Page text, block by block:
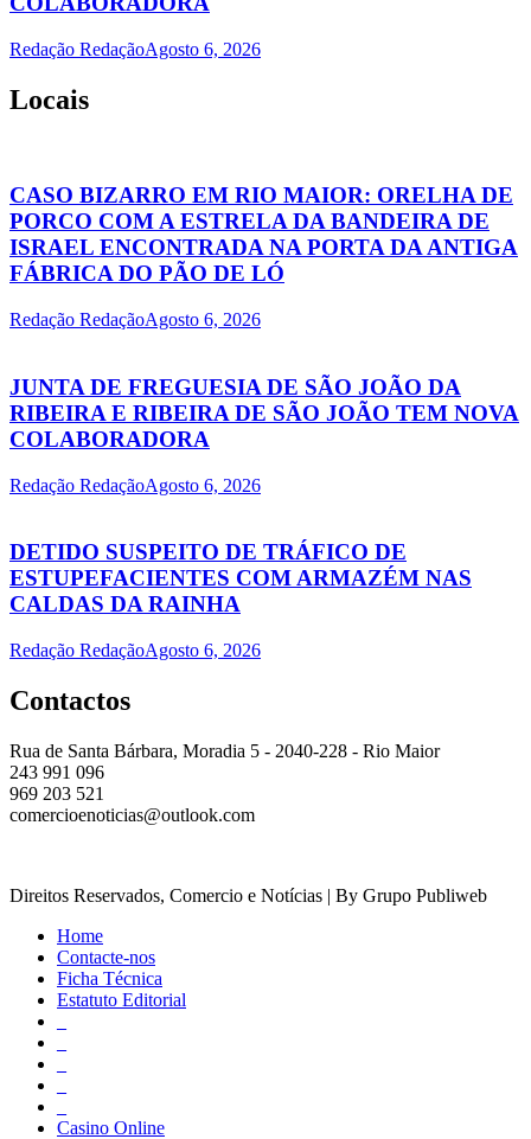
Redação RedaçãoAgosto 6, 2026
Locais
CASO BIZARRO EM RIO MAIOR: ORELHA DE
PORCO COM A ESTRELA DA BANDEIRA DE
ISRAEL ENCONTRADA NA PORTA DA ANTIGA
FÁBRICA DO PÃO DE LÓ
Redação RedaçãoAgosto 6, 2026
JUNTA DE FREGUESIA DE SÃO JOÃO DA
RIBEIRA E RIBEIRA DE SÃO JOÃO TEM NOVA
COLABORADORA
Redação RedaçãoAgosto 6, 2026
DETIDO SUSPEITO DE TRÁFICO DE
ESTUPEFACIENTES COM ARMAZÉM NAS
CALDAS DA RAINHA
Redação RedaçãoAgosto 6, 2026
Contactos
Rua de Santa Bárbara, Moradia 5 - 2040-228 - Rio Maior
243 991 096
969 203 521
comercioenoticias@outlook.com
Direitos Reservados, Comercio e Notícias | By Grupo Publiweb
Home
Contacte-nos
Ficha Técnica
Estatuto Editorial
Casino Online